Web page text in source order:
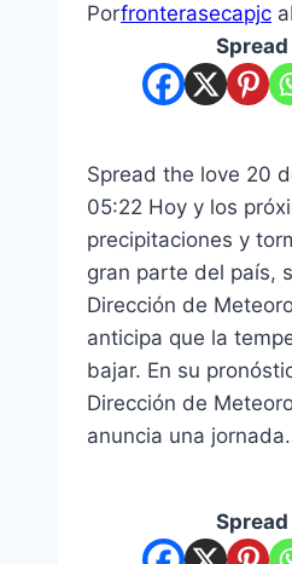
Porfronterasecapjc
Spread the love 20
05:22 Hoy y los
precipitaciones y
gran parte del país,
Dirección de
anticipa que la
bajar. En su
Dirección de
anuncia una